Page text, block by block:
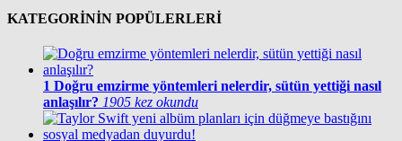
KATEGORİNİN POPÜLERLERİ
1 Doğru emzirme yöntemleri nelerdir, sütün yettiği nasıl
anlaşılır? 1905 kez okundu